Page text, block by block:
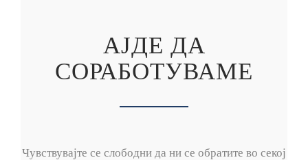
АЈДЕ ДА
СОРАБОТУВАМЕ
Чувствувајте се слободни да ни се обратите во секој